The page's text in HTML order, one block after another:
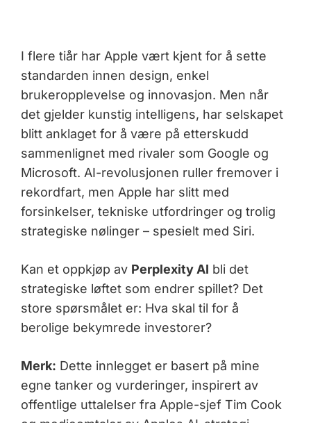
I flere tiår har Apple vært kjent for å sette
standarden innen design, enkel
brukeropplevelse og innovasjon. Men når
det gjelder kunstig intelligens, har selskapet
blitt anklaget for å være på etterskudd
sammenlignet med rivaler som Google og
Microsoft. AI-revolusjonen ruller fremover i
rekordfart, men Apple har slitt med
forsinkelser, tekniske utfordringer og trolig
strategiske nølinger – spesielt med Siri.
Kan et oppkjøp av Perplexity AI bli det
strategiske løftet som endrer spillet? Det
store spørsmålet er: Hva skal til for å
berolige bekymrede investorer?
Merk: Dette innlegget er basert på mine
egne tanker og vurderinger, inspirert av
offentlige uttalelser fra Apple-sjef Tim Cook